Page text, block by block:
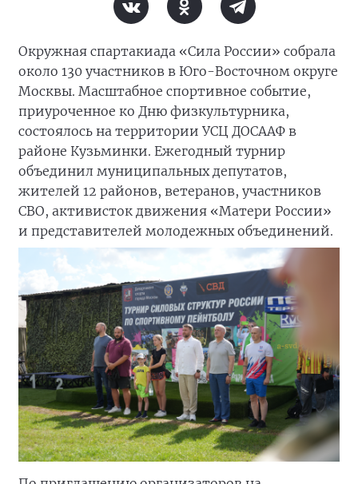
Окружная спартакиада «Сила России» собрала
около 130 участников в Юго-Восточном округе
Москвы. Масштабное спортивное событие,
приуроченное ко Дню физкультурника,
состоялось на территории УСЦ ДОСААФ в
районе Кузьминки. Ежегодный турнир
объединил муниципальных депутатов,
жителей 12 районов, ветеранов, участников
СВО, активисток движения «Матери России»
и представителей молодежных объединений.